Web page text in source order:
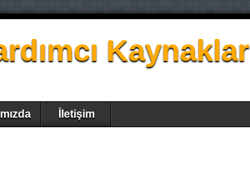
Kaynaklar
İletişim